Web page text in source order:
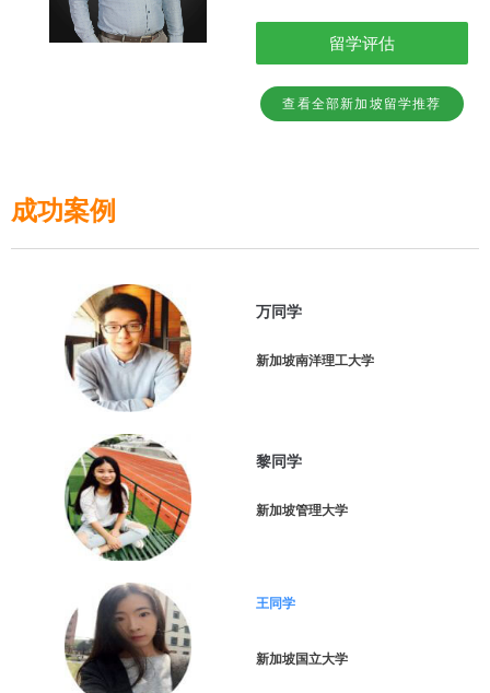
留学评估
查看全部新加坡留学推荐
成功案例
万同学
新加坡南洋理工大学
黎同学
新加坡管理大学
王同学
新加坡国立大学